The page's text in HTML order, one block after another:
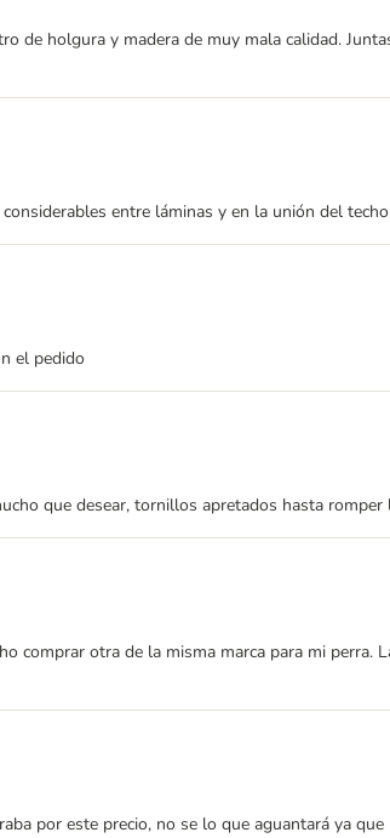
de holgura y madera de muy mala calidad.
entre láminas y en la unión del
el pedido
que desear, tornillos apretados hasta
comprar otra de la misma marca para mi
por este precio, no se lo que aguantará ya